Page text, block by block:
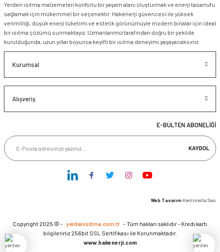
Yerden ısıtma malzemeleri konforlu bir yaşam alanı oluşturmak ve enerji tasarrufu
sağlamak için mükemmel bir seçenektir. Hakenerji güvencesi ile yüksek
verimliliği, düşük enerji tüketimi ve estetik görünümüyle modern binalar için ideal
bir ısıtma çözümü sunmaktayız. Uzmanlarımız tarafından doğru bir şekilde
kurulduğunda, uzun yıllar boyunca keyifli bir ısıtma deneyimi yaşayacaksınız.
Kurumsal
Alışveriş
E-BÜLTEN ABONELİĞİ
KAYDOL
Web Tasarım Kentmedia Seo
Copyright 2025 © - yerdenisitma.com.tr - Tüm hakları saklıdır - Kredi kartı
bilgileriniz 256bit SSL Sertifikası ile Korunmaktadır.
www.hakenerji.com